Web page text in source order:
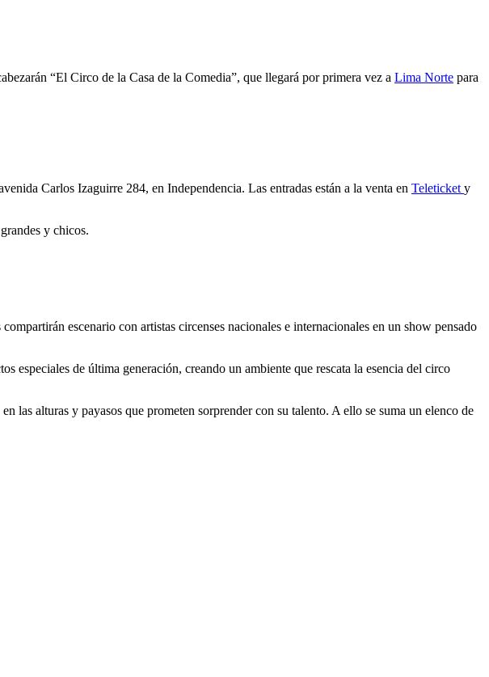
“El Circo de la Casa de la Comedia”, que llegará por primera vez a Lima Norte para
Carlos Izaguirre 284, en Independencia. Las entradas están a la venta en Teleticket y
y chicos.
escenario con artistas circenses nacionales e internacionales en un show pensado
especiales de última generación, creando un ambiente que rescata la esencia del circo
las alturas y payasos que prometen sorprender con su talento. A ello se suma un elenco de